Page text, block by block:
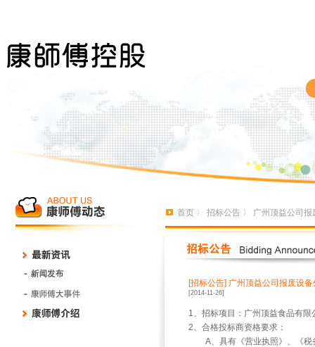
首页 〉 招标公告 〉 广州顶益公司
[招标公告] 广州顶益公司报废设
[2014-11-26]
1、招标项目：广州顶益食品有
2、合格投标商资格要求：
A、具有《营业执照》、《税